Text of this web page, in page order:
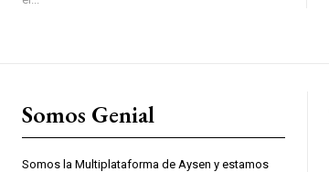
Somos Genial
Somos la Multiplataforma de Aysen y estamos